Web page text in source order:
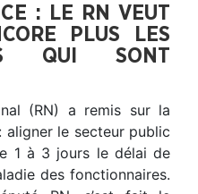
: LE RN VEUT
PLUS LES
QUI SONT
(RN) a remis sur la
aligner le secteur public
1 à 3 jours le délai de
des fonctionnaires.